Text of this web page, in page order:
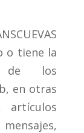
o tiene la
de los
en otras
artículos